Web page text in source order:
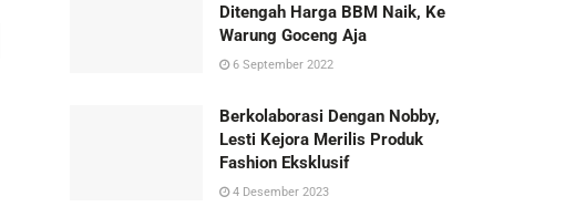
Ditengah Harga BBM Naik, Ke
Warung Goceng Aja
6 September 2022
Berkolaborasi Dengan Nobby,
Lesti Kejora Merilis Produk
Fashion Eksklusif
4 Desember 2023